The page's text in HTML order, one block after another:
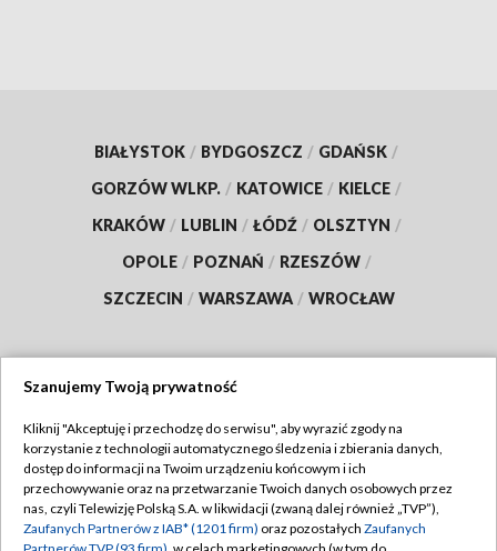
BIAŁYSTOK / BYDGOSZCZ / GDAŃSK /
GORZÓW WLKP. / KATOWICE / KIELCE /
KRAKÓW / LUBLIN / ŁÓDŹ / OLSZTYN /
OPOLE / POZNAŃ / RZESZÓW /
SZCZECIN / WARSZAWA / WROCŁAW
TVP
Abonament TVP
Emisja w TVP
Regulamin TVP
Polityka prywatności
Szanujemy Twoją prywatność
Kliknij "Akceptuję i przechodzę do serwisu", aby wyrazić zgody na
korzystanie z technologii automatycznego śledzenia i zbierania danych,
dostęp do informacji na Twoim urządzeniu końcowym i ich
przechowywanie oraz na przetwarzanie Twoich danych osobowych przez
nas, czyli Telewizję Polską S.A. w likwidacji (zwaną dalej również „TVP”),
Zaufanych Partnerów z IAB* (1201 firm) oraz pozostałych Zaufanych